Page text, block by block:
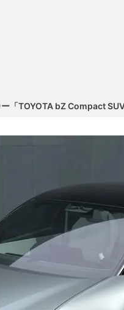
ー「TOYOTA bZ Compact